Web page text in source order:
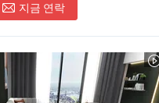
지금 연락